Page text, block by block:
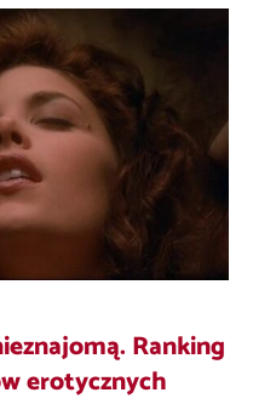
Ranking
erotycznych